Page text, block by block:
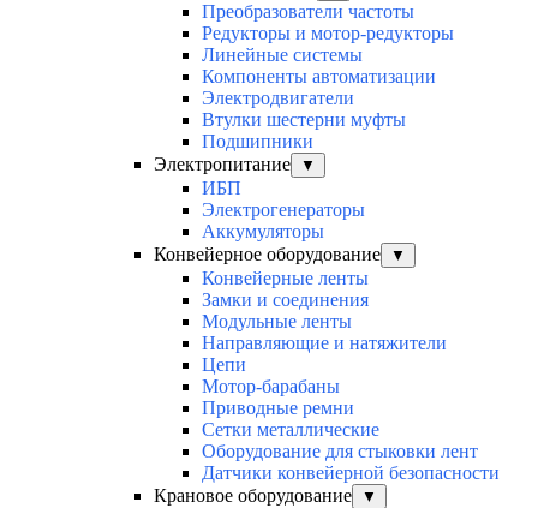
Преобразователи частоты
Редукторы и мотор-редукторы
Линейные системы
Компоненты автоматизации
Электродвигатели
Втулки шестерни муфты
Подшипники
Электропитание
▼
ИБП
Электрогенераторы
Аккумуляторы
Конвейерное оборудование
▼
Конвейерные ленты
Замки и соединения
Модульные ленты
Направляющие и натяжители
Цепи
Мотор-барабаны
Приводные ремни
Сетки металлические
Оборудование для стыковки лент
Датчики конвейерной безопасности
Крановое оборудование
▼